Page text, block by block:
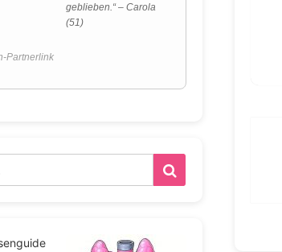
geblieben.“ – Carola
(51)
Partnerlink